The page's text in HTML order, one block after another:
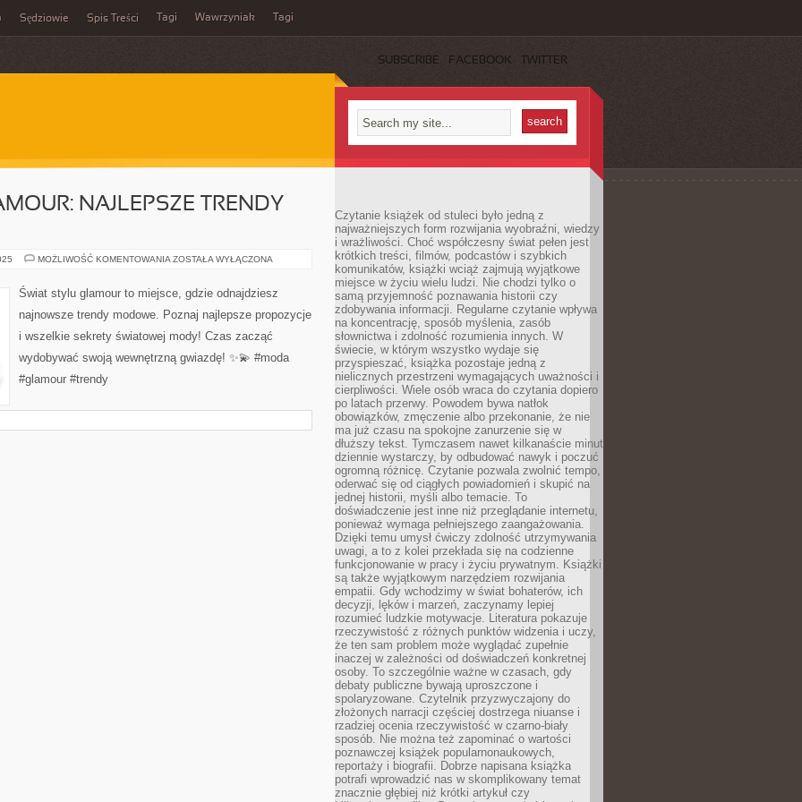
Sędziowie Spis Treści Tagi Wawrzyniak Tagi
SUBSCRIBE FACEBOOK TWITTER
NAJLEPSZE TRENDY
MOŻLIWOŚĆ KOMENTOWANIA ŚWIAT
NAJLEPSZE
TRENDY
ZOSTAŁA WYŁĄCZONA
Świat stylu glamour to miejsce, gdzie odnajdziesz
najnowsze trendy modowe. Poznaj najlepsze propozycje
i wszelkie sekrety światowej mody! Czas zacząć
wydobywać swoją wewnętrzną gwiazdę! ✨💫 #moda
#glamour #trendy
Czytanie książek od stuleci było jedną z
najważniejszych form rozwijania wyobraźni, wiedzy
i wrażliwości. Choć współczesny świat pełen jest
krótkich treści, filmów, podcastów i szybkich
komunikatów, książki wciąż zajmują wyjątkowe
miejsce w życiu wielu ludzi. Nie chodzi tylko o
samą przyjemność poznawania historii czy
zdobywania informacji. Regularne czytanie wpływa
na koncentrację, sposób myślenia, zasób
słownictwa i zdolność rozumienia innych. W
świecie, w którym wszystko wydaje się
przyspieszać, książka pozostaje jedną z
nielicznych przestrzeni wymagających uważności i
cierpliwości. Wiele osób wraca do czytania dopiero
po latach przerwy. Powodem bywa natłok
obowiązków, zmęczenie albo przekonanie, że nie
ma już czasu na spokojne zanurzenie się w
dłuższy tekst. Tymczasem nawet kilkanaście minut
dziennie wystarczy, by odbudować nawyk i poczuć
ogromną różnicę. Czytanie pozwala zwolnić tempo,
oderwać się od ciągłych powiadomień i skupić na
jednej historii, myśli albo temacie. To
doświadczenie jest inne niż przeglądanie internetu,
ponieważ wymaga pełniejszego zaangażowania.
Dzięki temu umysł ćwiczy zdolność utrzymywania
uwagi, a to z kolei przekłada się na codzienne
funkcjonowanie w pracy i życiu prywatnym. Książki
są także wyjątkowym narzędziem rozwijania
empatii. Gdy wchodzimy w świat bohaterów, ich
decyzji, lęków i marzeń, zaczynamy lepiej
rozumieć ludzkie motywacje. Literatura pokazuje
rzeczywistość z różnych punktów widzenia i uczy,
że ten sam problem może wyglądać zupełnie
inaczej w zależności od doświadczeń konkretnej
osoby. To szczególnie ważne w czasach, gdy
debaty publiczne bywają uproszczone i
spolaryzowane. Czytelnik przyzwyczajony do
złożonych narracji częściej dostrzega niuanse i
rzadziej ocenia rzeczywistość w czarno-biały
sposób. Nie można też zapominać o wartości
poznawczej książek popularnonaukowych,
reportaży i biografii. Dobrze napisana książka
potrafi wprowadzić nas w skomplikowany temat
znacznie głębiej niż krótki artykuł czy